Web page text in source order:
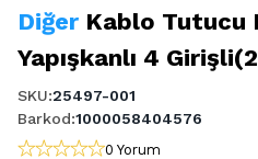
Diğer Kablo Tutucu
Yapışkanlı 4
SKU:25497-001
Barkod:1000058404576
0 Yorum